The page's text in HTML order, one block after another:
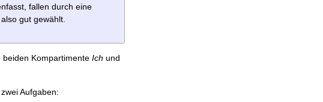
fallen durch eine
gut gewählt.
beiden Kompartimente Ich und
Aufgaben: